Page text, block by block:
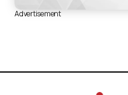
Advertisement